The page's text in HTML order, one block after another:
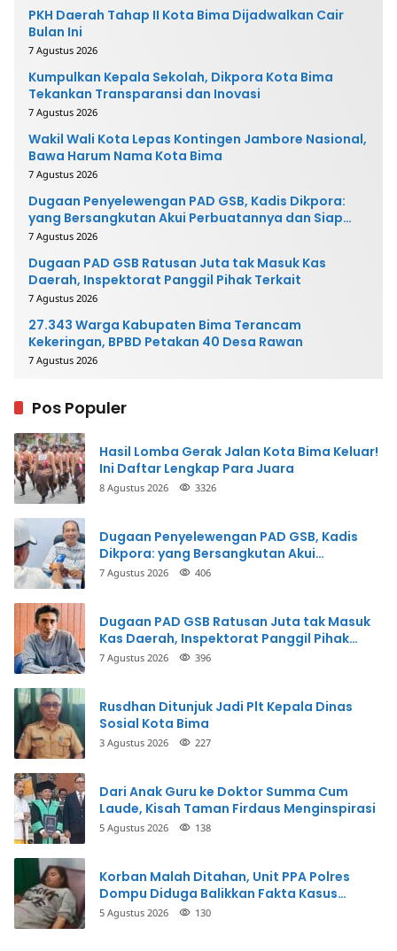
PKH Daerah Tahap II Kota Bima Dijadwalkan Cair
Bulan Ini
7 Agustus 2026
Kumpulkan Kepala Sekolah, Dikpora Kota Bima
Tekankan Transparansi dan Inovasi
7 Agustus 2026
Wakil Wali Kota Lepas Kontingen Jambore Nasional,
Bawa Harum Nama Kota Bima
7 Agustus 2026
Dugaan Penyelewengan PAD GSB, Kadis Dikpora:
yang Bersangkutan Akui Perbuatannya dan Siap
Mengembalikan Uang
7 Agustus 2026
Dugaan PAD GSB Ratusan Juta tak Masuk Kas
Daerah, Inspektorat Panggil Pihak Terkait
7 Agustus 2026
27.343 Warga Kabupaten Bima Terancam
Kekeringan, BPBD Petakan 40 Desa Rawan
7 Agustus 2026
Pos Populer
Hasil Lomba Gerak Jalan Kota Bima Keluar!
Ini Daftar Lengkap Para Juara
8 Agustus 2026 3326
Dugaan Penyelewengan PAD GSB, Kadis
Dikpora: yang Bersangkutan Akui
Perbuatannya dan Siap Mengembalikan
7 Agustus 2026 406
Dugaan PAD GSB Ratusan Juta tak Masuk
Kas Daerah, Inspektorat Panggil Pihak
Terkait
7 Agustus 2026 396
Rusdhan Ditunjuk Jadi Plt Kepala Dinas
Sosial Kota Bima
3 Agustus 2026 227
Dari Anak Guru ke Doktor Summa Cum
Laude, Kisah Taman Firdaus Menginspirasi
5 Agustus 2026 138
Korban Malah Ditahan, Unit PPA Polres
Dompu Diduga Balikkan Fakta Kasus
Penganiayaan
5 Agustus 2026 130